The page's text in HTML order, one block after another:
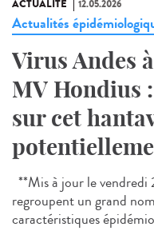
ACTUALITÉ 12.05.2026
Actualités
Virus Andes
MV Hondius
sur cet
**Mis à jour le
regroupent un grand
caractéristiques